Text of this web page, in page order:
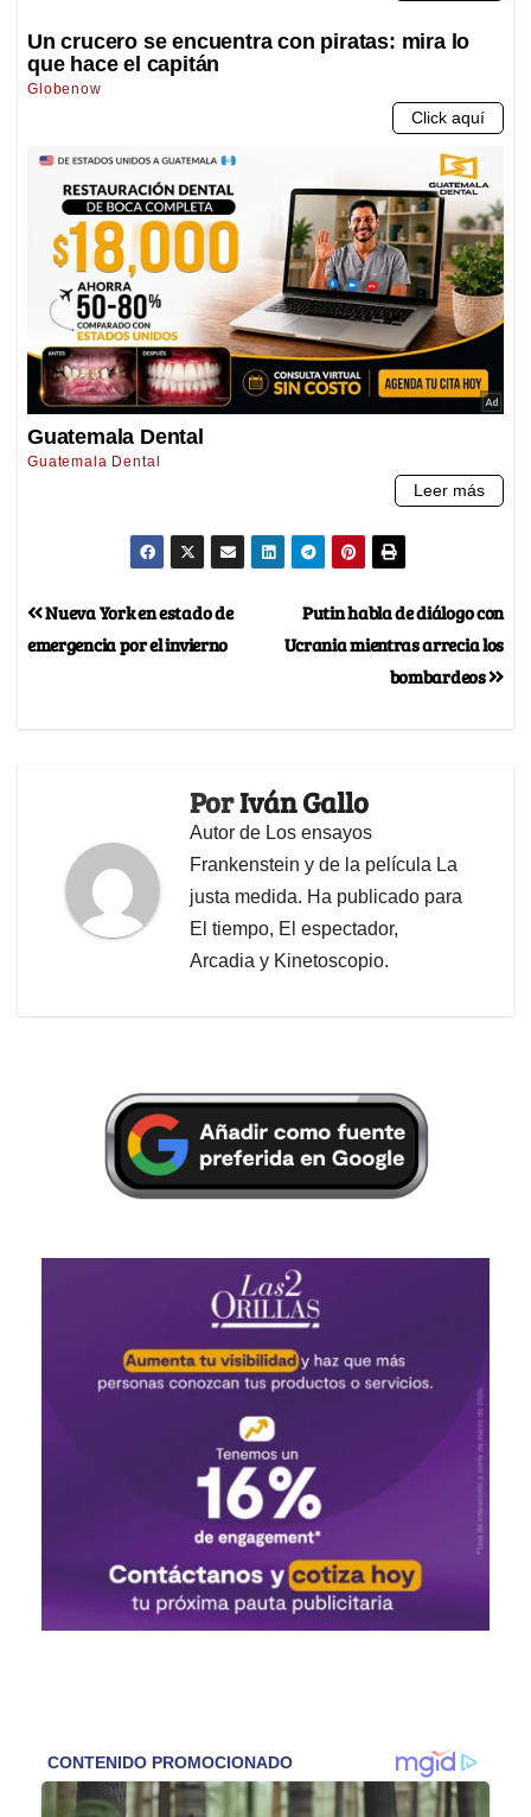
Putin habla de diálogo con
Ucrania mientras arrecia los
bombardeos
Nueva York en estado de
emergencia por el invierno
PorIván Gallo
Autor de Los ensayos
Frankenstein y de la película La
justa medida. Ha publicado para
El tiempo, El espectador,
Arcadia y Kinetoscopio.